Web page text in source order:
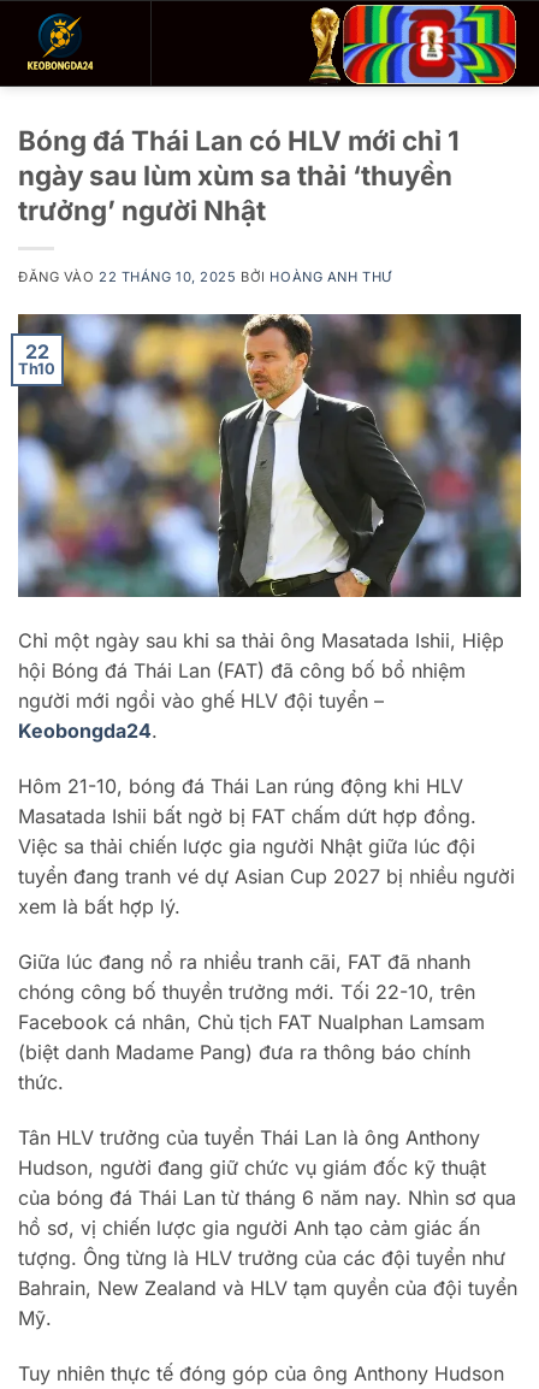
Bóng đá Thái Lan có HLV mới chỉ 1
ngày sau lùm xùm sa thải ‘thuyền
trưởng’ người Nhật
ĐĂNG VÀO22 THÁNG 10, 2025 BỞI HOÀNG ANH THƯ
22
Th10
Chỉ một ngày sau khi sa thải ông Masatada Ishii, Hiệp
hội Bóng đá Thái Lan (FAT) đã công bố bổ nhiệm
người mới ngồi vào ghế HLV đội tuyển –
Keobongda24.
Hôm 21-10, bóng đá Thái Lan rúng động khi HLV
Masatada Ishii bất ngờ bị FAT chấm dứt hợp đồng.
Việc sa thải chiến lược gia người Nhật giữa lúc đội
tuyển đang tranh vé dự Asian Cup 2027 bị nhiều người
xem là bất hợp lý.
Giữa lúc đang nổ ra nhiều tranh cãi, FAT đã nhanh
chóng công bố thuyền trưởng mới. Tối 22-10, trên
Facebook cá nhân, Chủ tịch FAT Nualphan Lamsam
(biệt danh Madame Pang) đưa ra thông báo chính
thức.
Tân HLV trưởng của tuyển Thái Lan là ông Anthony
Hudson, người đang giữ chức vụ giám đốc kỹ thuật
của bóng đá Thái Lan từ tháng 6 năm nay. Nhìn sơ qua
hồ sơ, vị chiến lược gia người Anh tạo cảm giác ấn
tượng. Ông từng là HLV trưởng của các đội tuyển như
Bahrain, New Zealand và HLV tạm quyền của đội tuyển
Mỹ.
Tuy nhiên thực tế đóng góp của ông Anthony Hudson